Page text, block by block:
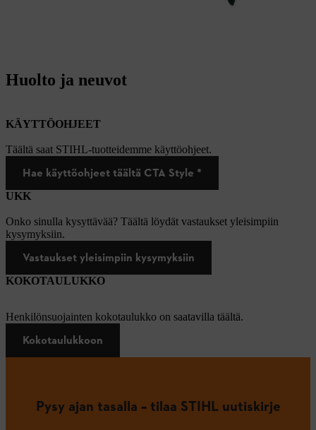
Huolto ja neuvot
KÄYTTÖOHJEET
Täältä saat STIHL-tuotteidemme käyttöohjeet.
Hae käyttöohjeet täältä CTA Style *
UKK
Onko sinulla kysyttävää? Täältä löydät vastaukset yleisimpiin
kysymyksiin.
Vastaukset yleisimpiin kysymyksiin
KOKOTAULUKKO
Henkilönsuojainten kokotaulukko on saatavilla täältä.
Kokotaulukkoon
Pysy ajan tasalla – tilaa STIHL uutiskirje